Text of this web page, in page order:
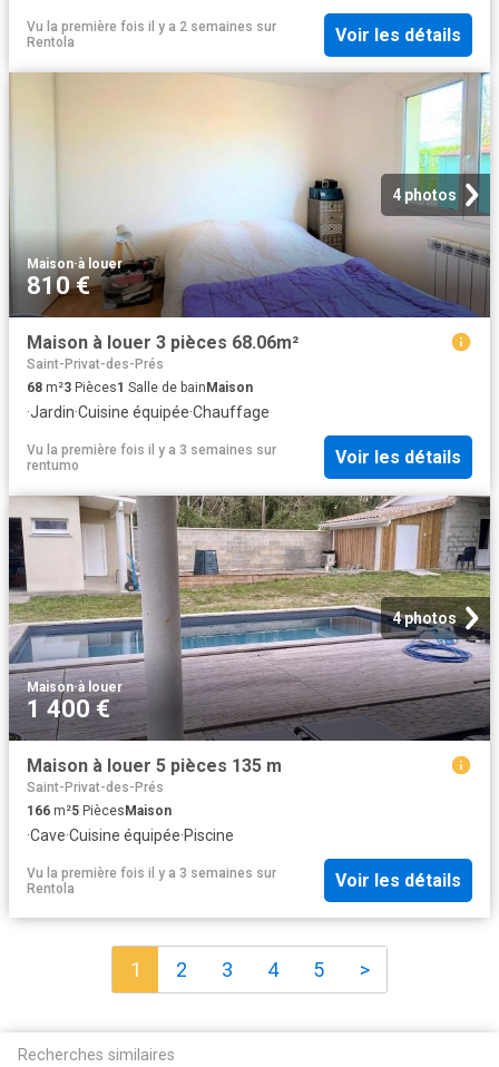
Vu la première fois il y a 2 semaines sur
Rentola
Voir les détails
4 photos
Maison·à louer
810 €
Maison à louer 3 pièces 68.06m²
Saint-Privat-des-Prés
68 m²3 Pièces1 Salle de bain Maison
·Jardin·Cuisine équipée·Chauffage
Vu la première fois il y a 3 semaines sur
rentumo
Voir les détails
4 photos
Maison·à louer
1 400 €
Maison à louer 5 pièces 135 m
Saint-Privat-des-Prés
166 m²5 PiècesMaison
·Cave·Cuisine équipée·Piscine
Vu la première fois il y a 3 semaines sur
Rentola
Voir les détails
1 2 3 4 5 >
Recherches similaires